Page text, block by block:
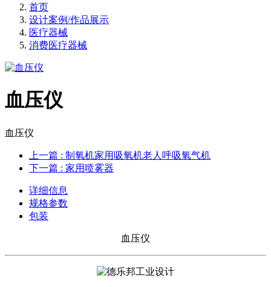
首页
设计案例/作品展示
医疗器械
消费医疗器械
血压仪
血压仪
上一篇 : 制氧机家用吸氧机老人呼吸氧气机
下一篇 : 家用喷雾器
详细信息
规格参数
包装
血压仪